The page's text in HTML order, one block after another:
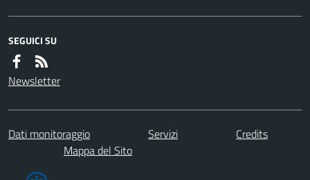
SEGUICI SU
Newsletter
Dati monitoraggio Servizi
Credits
Mappa del Sito